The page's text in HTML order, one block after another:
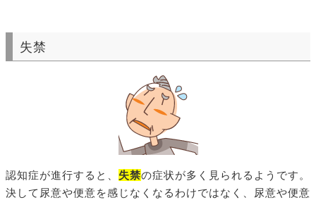
失禁
認知症が進行すると、 失禁の症状が多く見られるようです。
決して尿意や便意を感じなくなるわけではなく、尿意や便意